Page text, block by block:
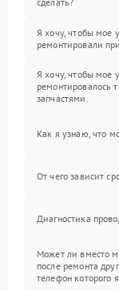
Я хочу, чтобы мое
ремонтировали
Я хочу, чтобы мое
ремонтировалось
запчастями.
Как я узнаю, что
От чего зависит
Диагностика
Может ли вместо
после ремонта
телефон которого